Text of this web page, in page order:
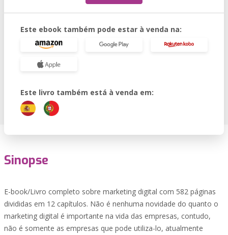
Este ebook também pode estar à venda na:
Este livro também está à venda em:
Sinopse
E-book/Livro completo sobre marketing digital com 582 páginas
divididas em 12 capítulos. Não é nenhuma novidade do quanto o
marketing digital é importante na vida das empresas, contudo,
não é somente as empresas que pode utiliza-lo, atualmente